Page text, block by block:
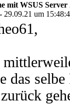
mit WSUS Server
29.09.21 um
das